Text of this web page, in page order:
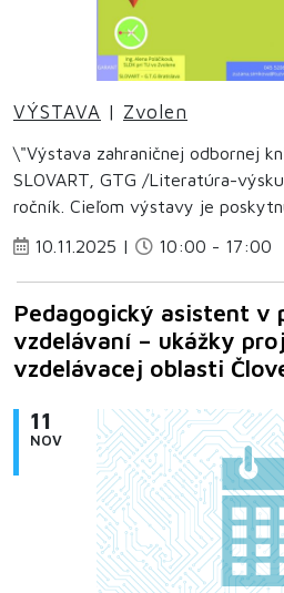
VÝSTAVA | Zvolen
\"Výstava zahraničnej odbornej
SLOVART, GTG /Literatúra-
ročník. Cieľom výstavy je
10.11.2025 |
10:00 - 17:00
Pedagogický asistent v
vzdelávaní – ukážky
vzdelávacej oblasti
11
NOV